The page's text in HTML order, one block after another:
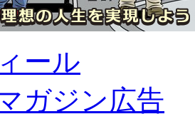
ール
ガジン広告